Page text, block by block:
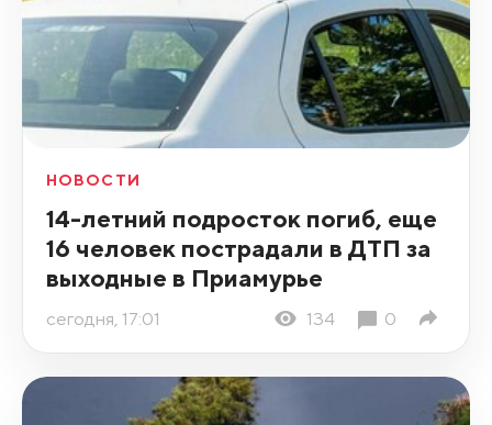
НОВОСТИ
14-летний подросток погиб, еще
16 человек пострадали в ДТП за
выходные в Приамурье
сегодня, 17:01 134 0